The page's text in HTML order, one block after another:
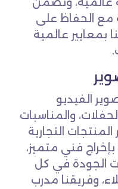
مع الحفاظ على
بمعايير عالمية
الفيديو
والمناسبات
التجارية
فني متميز،
الجودة في كل
وفريقنا مدرب